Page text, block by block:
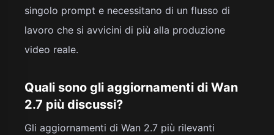
singolo prompt e necessitano di un flusso di
lavoro che si avvicini di più alla produzione
video reale.
Quali sono gli aggiornamenti di Wan
2.7 più discussi?
Gli aggiornamenti di Wan 2.7 più rilevanti